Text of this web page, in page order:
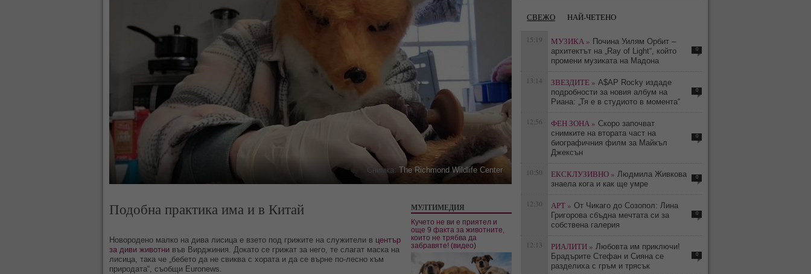
Снимка: The Richmond Wildlife Center
Подобна практика има и в Китай
Новородено малко на дива лисица е взето под грижите на служители в център
за диви животни във Вирджиния. Докато се грижат за него, те слагат маска на
лисица, така че „бебето да не свиква с хората и да се върне по-лесно към
природата“, съобщи Euronews.
МУЛТИМЕДИЯ
Кучето не ви е приятел и
още 9 факта за животните,
които не трябва да
забравяте! (видео)
СВЕЖО НАЙ-ЧЕТЕНО
15:19 МУЗИКА » Почина Уилям Орбит –
архитектът на „Ray of Light“, който
промени музиката на Мадона
0
13:14 ЗВЕЗДИТЕ » A$AP Rocky издаде
подробности за новия албум на
Риана: „Тя е в студиото в момента“
0
12:56 ФЕН ЗОНА » Скоро започват
снимките на втората част на
биографичния филм за Майкъл
Джексън
0
10:50 ЕКСКЛУЗИВНО » Людмила Живкова
знаела кога и как ще умре
0
12:30 АРТ » От Чикаго до Созопол: Лина
Григорова сбъдна мечтата си за
собствена галерия
0
12:13 РИАЛИТИ » Любовта им приключи!
Брадърите Стефан и Сияна се
разделиха с гръм и трясък
0